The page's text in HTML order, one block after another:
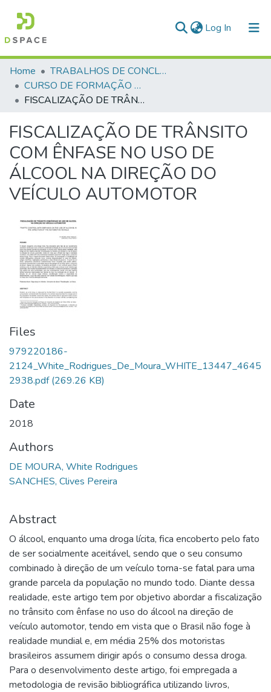
Log In (current)
Communities & Collections
All of DSpace
Home
TRABALHOS DE CONCLUSÃO DE CURSO - CFP (CURSO DE FORMAÇÃO DE PRAÇAS)
CURSO DE FORMAÇÃO DE PRAÇAS - CFP - 2018
FISCALIZAÇÃO DE TRÂNSITO COM ÊNFASE NO USO DE ÁLCOOL NA DIREÇÃO DO VEÍCULO AUTOMOTOR
FISCALIZAÇÃO DE TRÂNSITO
COM ÊNFASE NO USO DE
ÁLCOOL NA DIREÇÃO DO
VEÍCULO AUTOMOTOR
Files
979220186-
2124_White_Rodrigues_De_Moura_WHITE_13447_4645
2938.pdf(269.26 KB)
Date
2018
Authors
DE MOURA, White Rodrigues
SANCHES, Clives Pereira
Abstract
O álcool, enquanto uma droga lícita, fica encoberto pelo fato
de ser socialmente aceitável, sendo que o seu consumo
combinado à direção de um veículo torna-se fatal para uma
grande parcela da população no mundo todo. Diante dessa
realidade, este artigo tem por objetivo abordar a fiscalização
no trânsito com ênfase no uso do álcool na direção de
veículo automotor, tendo em vista que o Brasil não foge à
realidade mundial e, em média 25% dos motoristas
brasileiros assumem dirigir após o consumo dessa droga.
Para o desenvolvimento deste artigo, foi empregada a
metodologia de revisão bibliográfica utilizando livros,